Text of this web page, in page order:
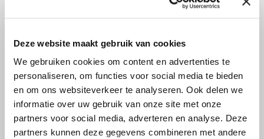
Deze website maakt gebruik van cookies
We gebruiken cookies om content en advertenties te
personaliseren, om functies voor social media te bieden
en om ons websiteverkeer te analyseren. Ook delen we
informatie over uw gebruik van onze site met onze
partners voor social media, adverteren en analyse. Deze
partners kunnen deze gegevens combineren met andere
24 januari 2020
Zinnige Zorg-project
Baarmoederhalsafwijking CIN